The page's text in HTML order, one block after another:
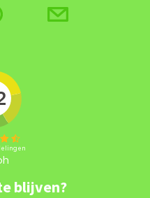
blijven?